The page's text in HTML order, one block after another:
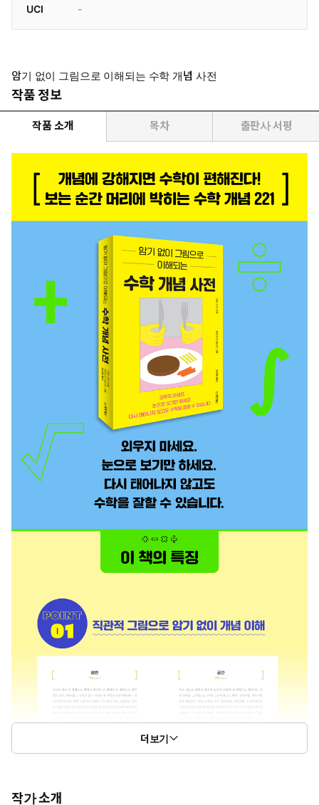
UCI
-
암기 없이 그림으로 이해되는 수학 개념 사전
작품 정보
작품 소개 목차 출판사 서평
더보기
작가 소개